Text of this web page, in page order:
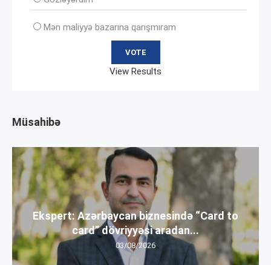
Mən maliyyə bazarına qarışmıram
View Results
Müsahibə
Ekspert: Azərbaycan biznesində “Card to
card” dövriyyəsi aradan...
03/08/2026